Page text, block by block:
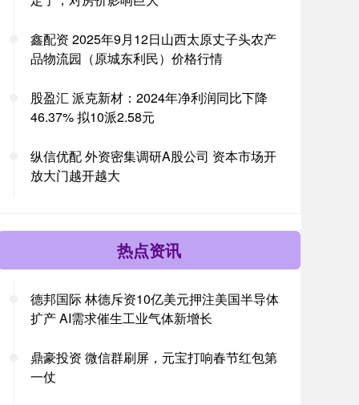
鑫配资 2025年9月12日山西太原丈子头农产
品物流园（原城东利民）价格行情
股盈汇 派克新材：2024年净利润同比下降
46.37% 拟10派2.58元
纵信优配 外资密集调研A股公司 资本市场开
放大门越开越大
热点资讯
德邦国际 林德斥资10亿美元押注美国半导体
扩产 AI需求催生工业气体新增长
鼎豪投资 微信群刷屏，元宝打响春节红包第
一仗